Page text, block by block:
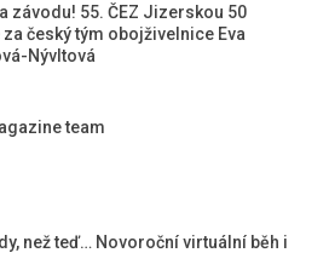
závodu! 55. ČEZ Jizerskou 50
český tým obojživelnice Eva
Nývltová
team
než teď… Novoroční virtuální běh i